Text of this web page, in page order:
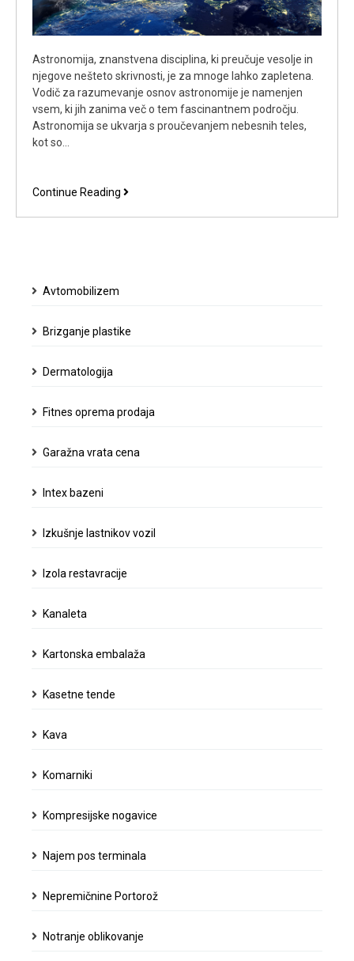
Astronomija, znanstvena disciplina, ki preučuje vesolje in
njegove nešteto skrivnosti, je za mnoge lahko zapletena.
Vodič za razumevanje osnov astronomije je namenjen
vsem, ki jih zanima več o tem fascinantnem področju.
Astronomija se ukvarja s proučevanjem nebesnih teles,
kot so…
Continue Reading Vodič
Avtomobilizem
Brizganje plastike
Dermatologija
Fitnes oprema prodaja
Garažna vrata cena
Intex bazeni
Izkušnje lastnikov vozil
Izola restavracije
Kanaleta
Kartonska embalaža
Kasetne tende
Kava
Komarniki
Kompresijske nogavice
Najem pos terminala
Nepremičnine Portorož
Notranje oblikovanje